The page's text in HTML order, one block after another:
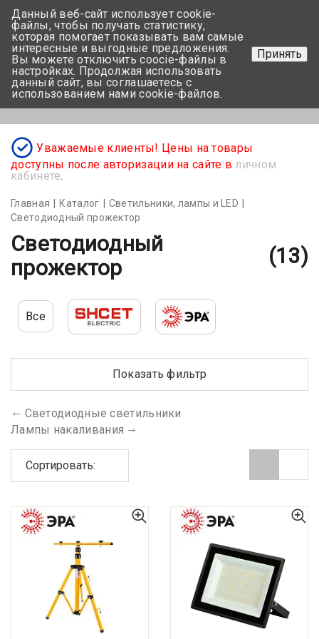
+375 17-350-99-56
+375 44-752-82-08
Задать вопрос
Уважаемые клиенты! Цены на товары
доступны после авторизации на сайте в личном
кабинете.
Главная Каталог
Светильники, лампы и LED
Светодиодный прожектор
Светодиодный
прожектор
(13)
Все
Показать фильтр
Светодиодные светильники
Лампы накаливания
Сортировать:
Данный веб-сайт использует cookie-
файлы, чтобы получать статистику,
которая помогает показывать вам самые
интересные и выгодные предложения.
Вы можете отключить coocie-файлы в
настройках. Продолжая использовать
данный сайт, вы соглашаетесь с
использованием нами cookie-файлов.
Принять